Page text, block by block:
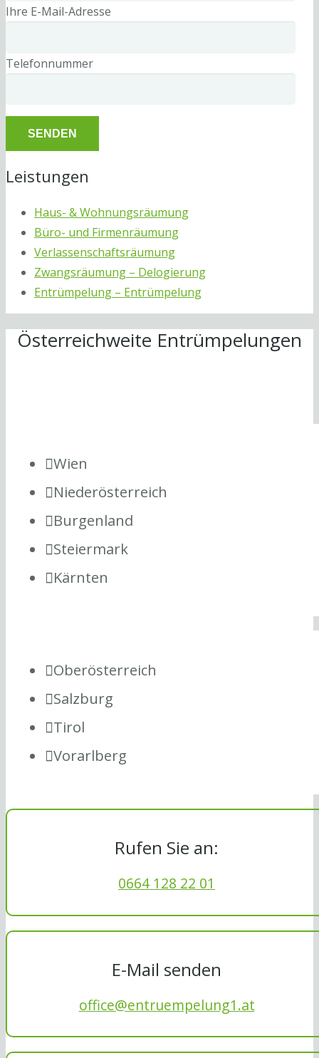
Ihre E-Mail-Adresse
Telefonnummer
Leistungen
Haus- & Wohnungsräumung
Büro- und Firmenräumung
Verlassenschaftsräumung
Zwangsräumung – Delogierung
Entrümpelung – Entrümpelung
Österreichweite Entrümpelungen
Wien
Niederösterreich
Burgenland
Steiermark
Kärnten
Oberösterreich
Salzburg
Tirol
Vorarlberg
Rufen Sie an:
0664 128 22 01
E-Mail senden
office@entruempelung1.at